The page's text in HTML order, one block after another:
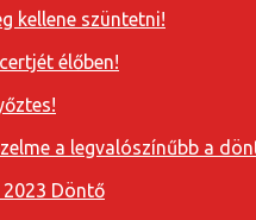
kellene szüntetni!
élőben!
a legvalószínűbb a
Döntő